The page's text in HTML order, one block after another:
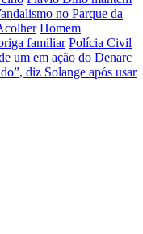
no Parque da
Homem
familiar Polícia Civil
um em ação do Denarc
diz Solange após usar